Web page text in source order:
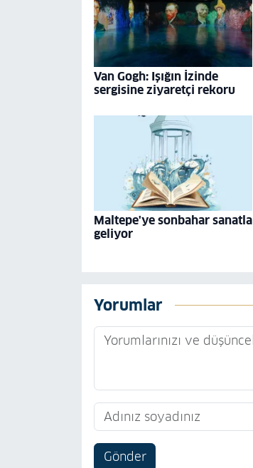
Van Gogh: Işığın İzinde
sergisine ziyaretçi rekoru
Maltepe'ye sonbahar sanatla
geliyor
Yorumlar
Gönder